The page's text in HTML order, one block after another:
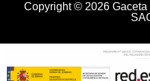
Copyright © 2026